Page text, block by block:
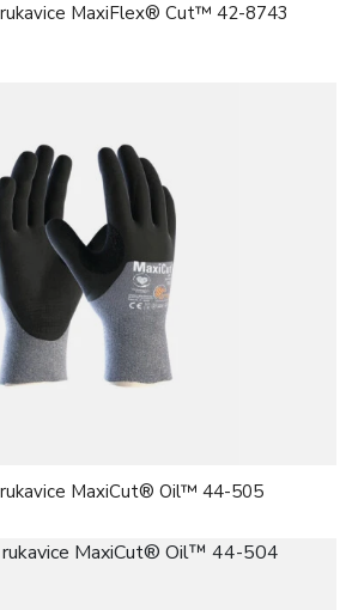
MaxiFlex® Cut™ 42-8743
MaxiCut® Oil™ 44-505